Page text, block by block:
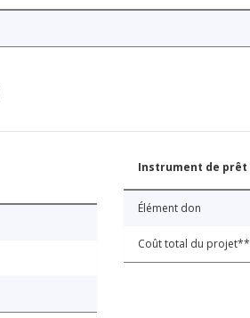
Instrument de prêt
Élément don
Coût total du projet**